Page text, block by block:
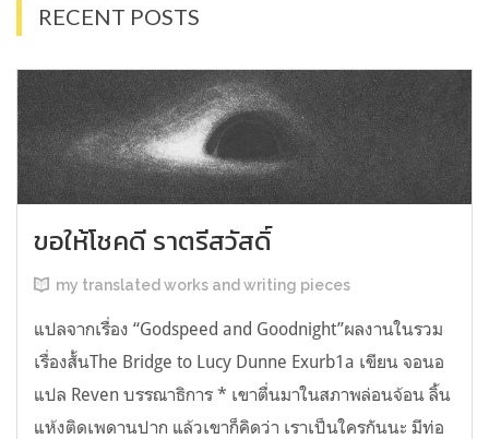
RECENT POSTS
ขอให้โชคดี ราตรีสวัสดิ์
my translated works and writing pieces
แปลจากเรื่อง “Godspeed and Goodnight”ผลงานในรวม
เรื่องสั้นThe Bridge to Lucy Dunne Exurb1a เขียน จอนอ
แปล Reven บรรณาธิการ * เขาตื่นมาในสภาพล่อนจ้อน ลิ้น
แห้งติดเพดานปาก แล้วเขาก็คิดว่า เราเป็นใครกันนะ มีท่อ